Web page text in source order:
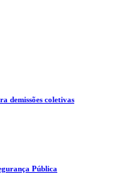
demissões coletivas
Pública